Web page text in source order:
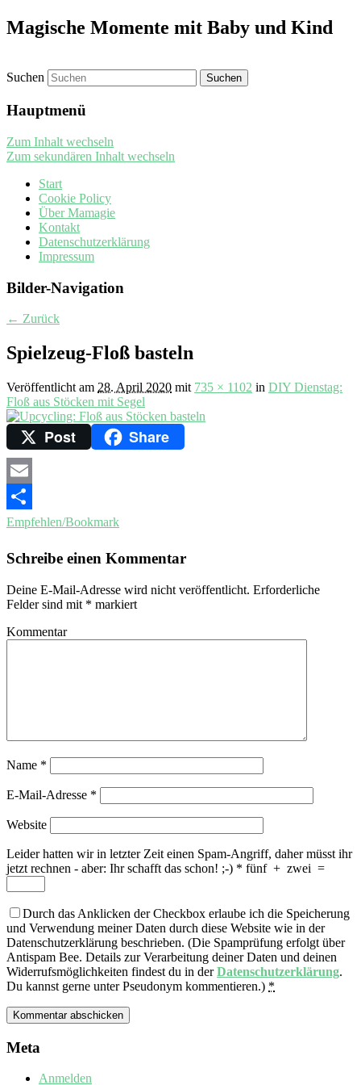
Magische Momente mit Baby und Kind
Suchen
Hauptmenü
Zum Inhalt wechseln
Zum sekundären Inhalt wechseln
Start
Cookie Policy
Über Mamagie
Kontakt
Datenschutzerklärung
Impressum
Bilder-Navigation
← Zurück
Spielzeug-Floß basteln
Veröffentlicht am 28. April 2020 mit 735 × 1102 in DIY Dienstag:
Floß aus Stöcken mit Segel
Post Share
Email
Empfehlen/Bookmark
Schreibe einen Kommentar
Deine E-Mail-Adresse wird nicht veröffentlicht. Erforderliche
Felder sind mit * markiert
Kommentar
Name *
E-Mail-Adresse *
Website
Leider hatten wir in letzter Zeit einen Spam-Angriff, daher müsst ihr
jetzt rechnen - aber: Ihr schafft das schon! ;-) * fünf + zwei =
Durch das Anklicken der Checkbox erlaube ich die Speicherung
und Verwendung meiner Daten durch diese Website wie in der
Datenschutzerklärung beschrieben. (Die Spamprüfung erfolgt über
Antispam Bee. Details zur Verarbeitung deiner Daten und deinen
Widerrufsmöglichkeiten findest du in derDatenschutzerklärung.
Du kannst gerne unter Pseudonym kommentieren.) *
Meta
Anmelden